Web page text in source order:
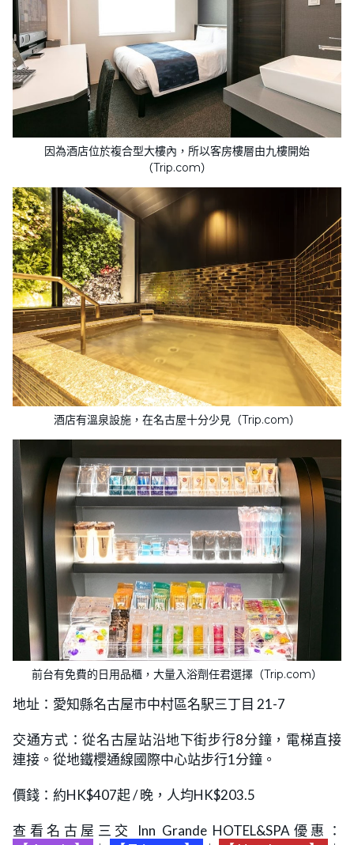
因為酒店位於複合型大樓內，所以客房樓層由九樓開始
（Trip.com）
酒店有溫泉設施，在名古屋十分少見（Trip.com）
前台有免費的日用品櫃，大量入浴劑任君選擇（Trip.com）
地址：愛知縣名古屋市中村區名駅三丁目 21-7
交通方式：從名古屋站沿地下街步行8分鐘，電梯直接
連接。從地鐵櫻通線國際中心站步行1分鐘。
價錢：約HK$407起 / 晚，人均HK$203.5
查看名古屋三交 Inn Grande HOTEL&SPA優惠：